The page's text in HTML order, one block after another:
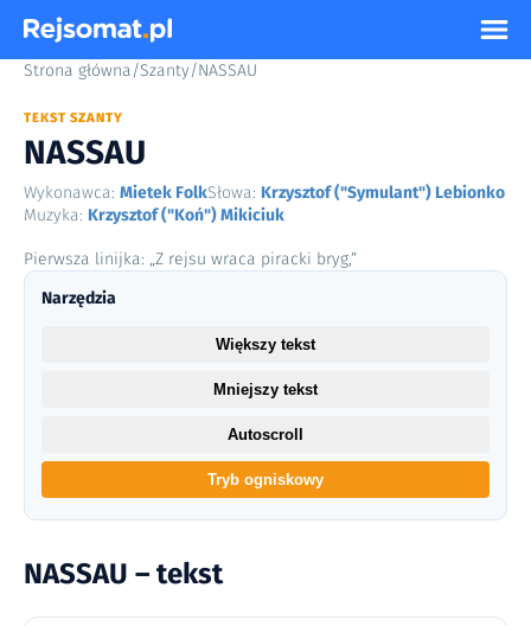
Strona główna/Szanty/NASSAU
TEKST SZANTY
NASSAU
Wykonawca: Mietek FolkSłowa: Krzysztof ("Symulant") Lebionko
Muzyka: Krzysztof ("Koń") Mikiciuk
Pierwsza linijka: „Z rejsu wraca piracki bryg,”
NASSAU – tekst
Narzędzia
Większy tekst
Mniejszy tekst
Autoscroll
Tryb ogniskowy